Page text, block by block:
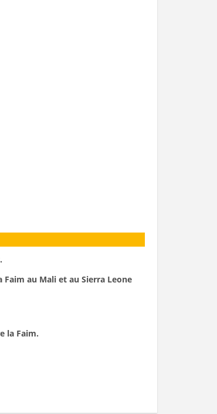
au Mali et au Sierra Leone
la Faim.